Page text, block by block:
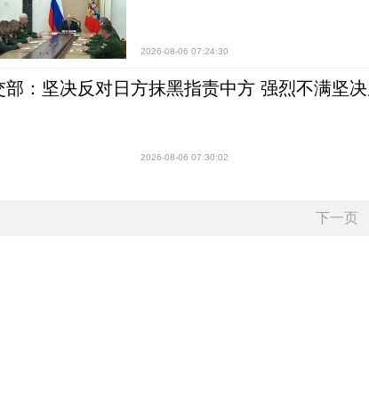
2026-08-06 07:24:30
部：坚决反对日方抹黑指责中方 强烈不满坚
2026-08-06 07:30:02
下一页